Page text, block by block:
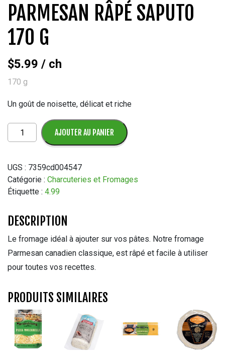
PARMESAN RÂPÉ SAPUTO
170 G
$5.99 / ch
170 g
Un goût de noisette, délicat et riche
quantité
de
Râpé
Saputo
170
AJOUTER AU PANIER
UGS : 7359cd004547
Catégorie : Charcuteries et Fromages
Étiquette : 4.99
DESCRIPTION
Le fromage idéal à ajouter sur vos pâtes. Notre fromage
Parmesan canadien classique, est râpé et facile à utiliser
pour toutes vos recettes.
PRODUITS SIMILAIRES